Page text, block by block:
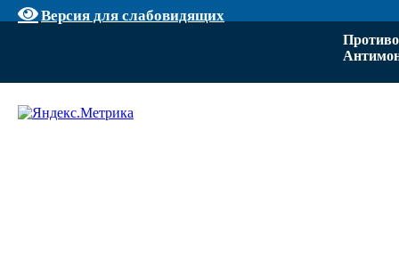
Версия для слабовидящих